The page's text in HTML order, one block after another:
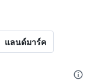
แลนด์มาร์ค